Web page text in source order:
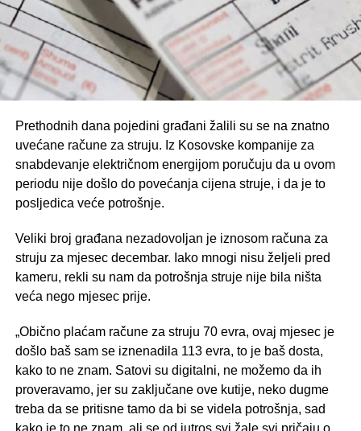
Prethodnih dana pojedini građani žalili su se na znatno
uvećane račune za struju. Iz Kosovske kompanije za
snabdevanje električnom energijom poručuju da u ovom
periodu nije došlo do povećanja cijena struje, i da je to
posljedica veće potrošnje.
Veliki broj građana nezadovoljan je iznosom računa za
struju za mjesec decembar. Iako mnogi nisu željeli pred
kameru, rekli su nam da potrošnja struje nije bila ništa
veća nego mjesec prije.
„Obično plaćam račune za struju 70 evra, ovaj mjesec je
došlo baš sam se iznenadila 113 evra, to je baš dosta,
kako to ne znam. Satovi su digitalni, ne možemo da ih
proveravamo, jer su zaključane ove kutije, neko dugme
treba da se pritisne tamo da bi se videla potrošnja, sad
kako je to ne znam, ali se od jutros svi žale svi pričaju o